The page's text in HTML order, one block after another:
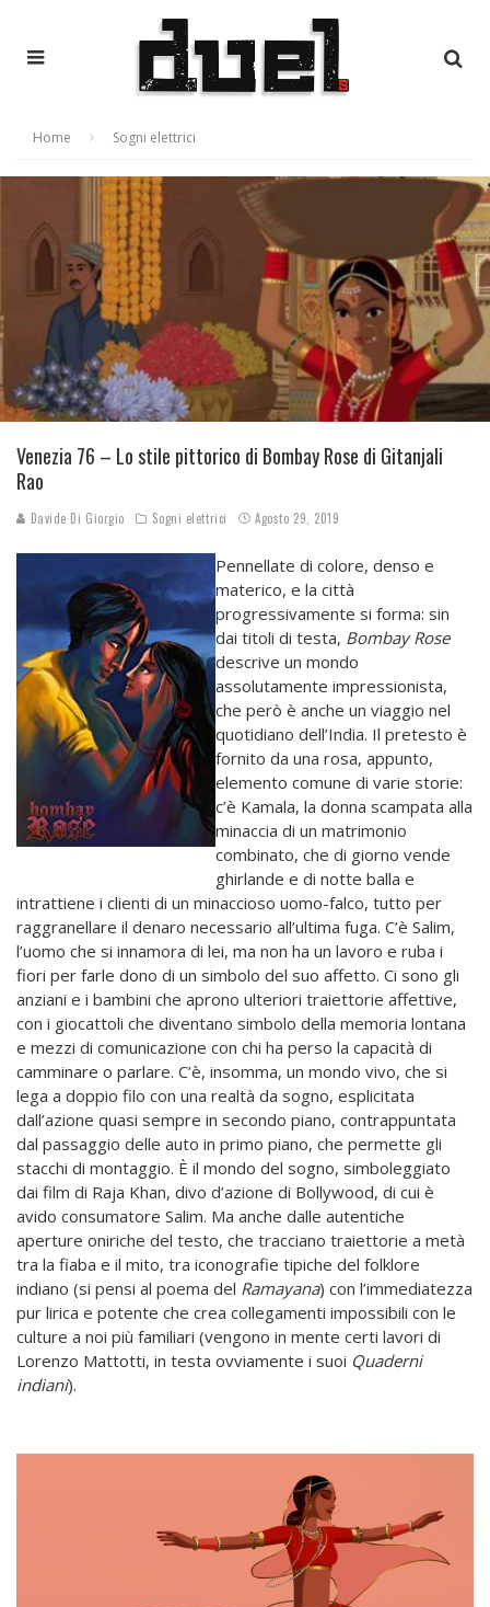
Home Sogni elettrici
Venezia 76 – Lo stile pittorico di Bombay Rose di Gitanjali
Rao
Davide Di Giorgio Sogni elettrici Agosto 29, 2019
Pennellate di colore, denso e
materico, e la città
progressivamente si forma: sin
dai titoli di testa, Bombay Rose
descrive un mondo
assolutamente impressionista,
che però è anche un viaggio nel
quotidiano dell’India. Il pretesto è
fornito da una rosa, appunto,
elemento comune di varie storie:
c’è Kamala, la donna scampata alla
minaccia di un matrimonio
combinato, che di giorno vende
ghirlande e di notte balla e
intrattiene i clienti di un minaccioso uomo-falco, tutto per
raggranellare il denaro necessario all’ultima fuga. C’è Salim,
l’uomo che si innamora di lei, ma non ha un lavoro e ruba i
fiori per farle dono di un simbolo del suo affetto. Ci sono gli
anziani e i bambini che aprono ulteriori traiettorie affettive,
con i giocattoli che diventano simbolo della memoria lontana
e mezzi di comunicazione con chi ha perso la capacità di
camminare o parlare. C’è, insomma, un mondo vivo, che si
lega a doppio filo con una realtà da sogno, esplicitata
dall’azione quasi sempre in secondo piano, contrappuntata
dal passaggio delle auto in primo piano, che permette gli
stacchi di montaggio. È il mondo del sogno, simboleggiato
dai film di Raja Khan, divo d’azione di Bollywood, di cui è
avido consumatore Salim. Ma anche dalle autentiche
aperture oniriche del testo, che tracciano traiettorie a metà
tra la fiaba e il mito, tra iconografie tipiche del folklore
indiano (si pensi al poema del Ramayana) con l’immediatezza
pur lirica e potente che crea collegamenti impossibili con le
culture a noi più familiari (vengono in mente certi lavori di
Lorenzo Mattotti, in testa ovviamente i suoi Quaderni
indiani).